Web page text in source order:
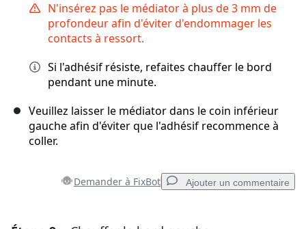
N'insérez pas le médiator à plus de 3 mm de
profondeur afin d'éviter d'endommager les
contacts à ressort.
Si l'adhésif résiste, refaites chauffer le bord
pendant une minute.
Veuillez laisser le médiator dans le coin inférieur
gauche afin d'éviter que l'adhésif recommence à
coller.
Demander à FixBot Ajouter un commentaire